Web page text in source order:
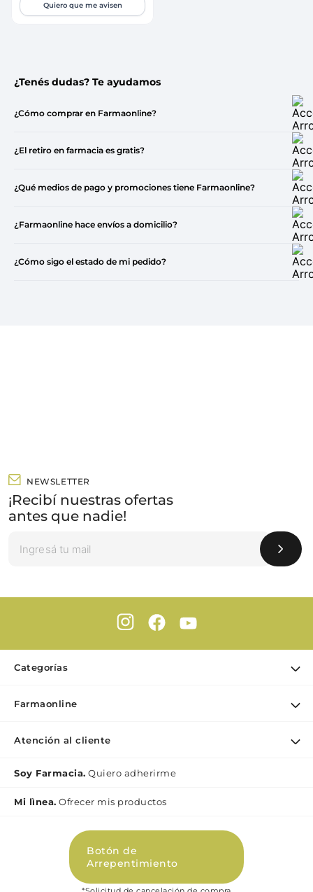
Quiero que me avisen
¿Tenés dudas? Te ayudamos
¿Cómo comprar en Farmaonline?
¿El retiro en farmacia es gratis?
¿Qué medios de pago y promociones tiene Farmaonline?
¿Farmaonline hace envíos a domicilio?
¿Cómo sigo el estado de mi pedido?
NEWSLETTER
¡Recibí nuestras ofertas
antes que nadie!
Categorías
Dermocosmética
Nutrición & Deporte
Bebé y maternidad
Farmaonline
Atención al cliente
Contacto
Preguntas Frecuentes Beauty
Términos y condiciones Beauty
Promociones
Soy Farmacia. Quiero adherirme
Mi lìnea. Ofrecer mis productos
Botón de
Arrepentimiento